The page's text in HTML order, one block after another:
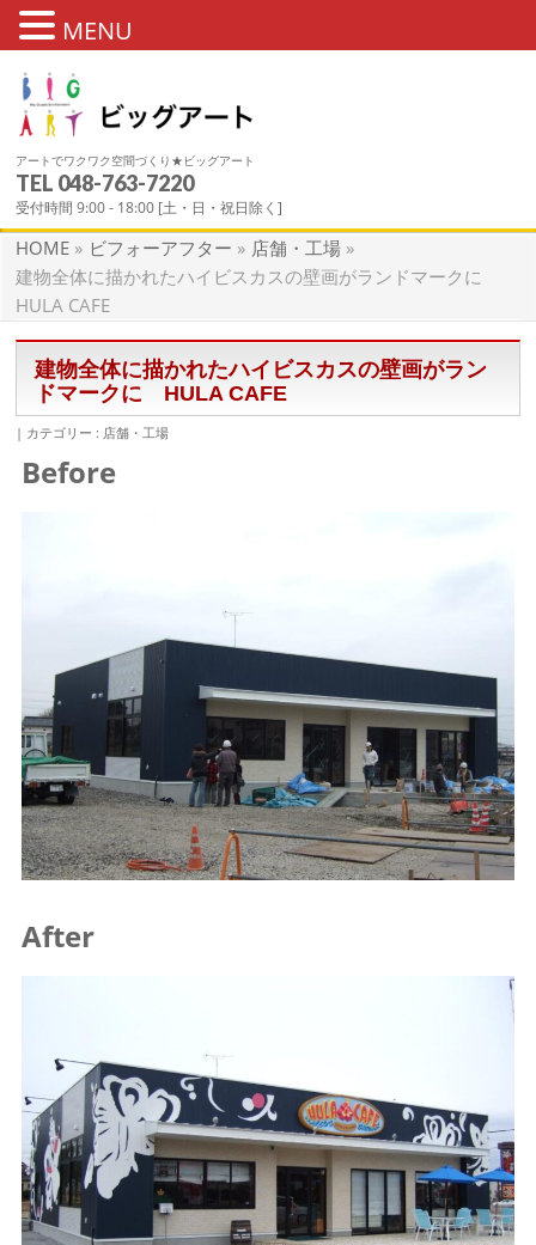
アートでワクワク空間づくり★ビッグアート
TEL 048-763-7220
受付時間 9:00 - 18:00 [土・日・祝日除く]
ビフォーアフター
HOME » ビフォーアフター » 店舗・工場 »
建物全体に描かれたハイビスカスの壁画がランドマークに
HULA CAFE
建物全体に描かれたハイビスカスの壁画がラン
ドマークに HULA CAFE
カテゴリー : 店舗・工場
Before
After
MENU